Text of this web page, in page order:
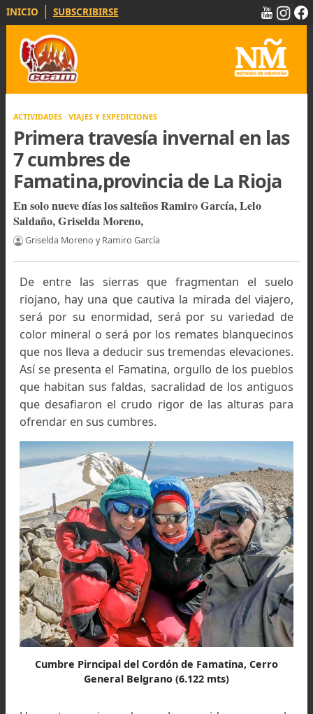
INICIO | SUBSCRIBIRSE
ACTIVIDADES · VIAJES Y EXPEDICIONES
Primera travesía invernal en
7 cumbres de
Famatina,provincia de La Rioja
En solo nueve días los salteños Ramiro García, Lelo
Saldaño, Griselda Moreno,
De entre las sierras que fragmentan el
riojano, hay una que cautiva la mirada del
será por su enormidad, será por su variedad
color mineral o será por los remates
que nos lleva a deducir sus tremendas
Así se presenta el Famatina, orgullo de los
que habitan sus faldas, sacralidad de los
que desafiaron el crudo rigor de las alturas
ofrendar en sus cumbres.